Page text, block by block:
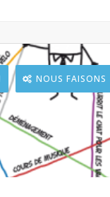
NOUS FAISONS